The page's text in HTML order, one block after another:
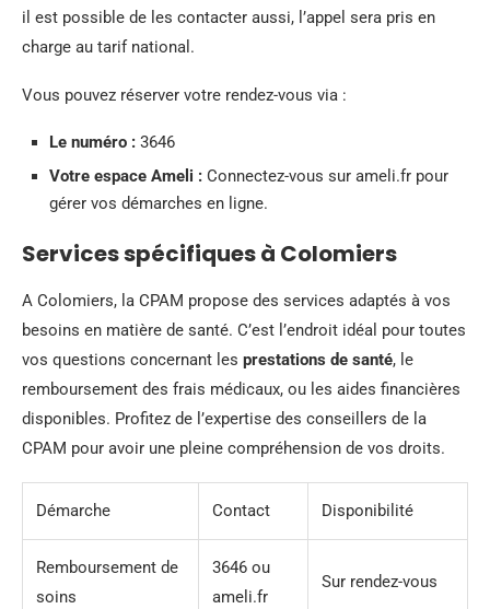
il est possible de les contacter aussi, l’appel sera pris en
charge au tarif national.
Vous pouvez réserver votre rendez-vous via :
Le numéro : 3646
Votre espace Ameli : Connectez-vous sur ameli.fr pour
gérer vos démarches en ligne.
Services spécifiques à Colomiers
A Colomiers, la CPAM propose des services adaptés à vos
besoins en matière de santé. C’est l’endroit idéal pour toutes
vos questions concernant les prestations de santé, le
remboursement des frais médicaux, ou les aides financières
disponibles. Profitez de l’expertise des conseillers de la
CPAM pour avoir une pleine compréhension de vos droits.
Démarche Contact Disponibilité
Remboursement de
soins
3646 ou
ameli.fr
Sur rendez-vous